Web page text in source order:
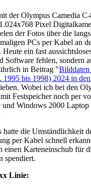
der Olympus Camedia
Pixel
der Fotos über die
PCs per Kabel an
Heute ein fast
Software fehlen, sondern
in Beitrag "Bilddaten
1995 bis 1998) 2024 in
Wobei ich bei den
Festspeicher noch per
Windows 2000 Laptop
die Umständlichkeit
per Kabel schnell
einen Karteneinschub für
spendiert.
Linie: